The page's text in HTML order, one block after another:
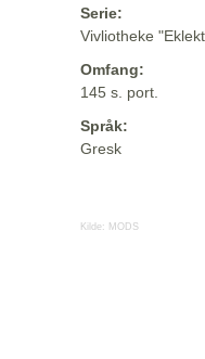
Serie:
Vivliotheke
Omfang:
145 s. port.
Språk:
Gresk
Kilde: MODS